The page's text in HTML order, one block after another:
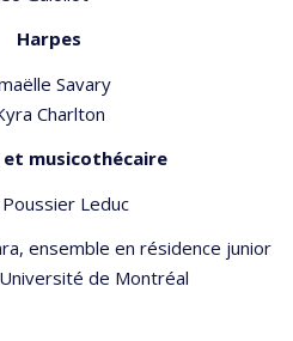
Harpes
Savary
Charlton
et musicothécaire
Poussier Leduc
ensemble en résidence junior
de Montréal